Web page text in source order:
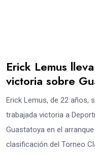
Erick Lemus
victoria sobre
Erick Lemus, de 22 años,
trabajada victoria a
Guastatoya en el
clasificación del Torneo